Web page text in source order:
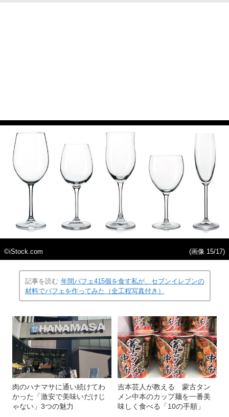
©iStock.com (画像 15/17)
記事を読む 年間パフェ415個を食す私が、セブンイレブンの
材料でパフェを作ってみた（全工程写真付き）
肉のハナマサに通い続けてわ
かった「激安で美味いだけじ
ゃない」3つの魅力
吉本芸人が教える 蒙古タン
メン中本のカップ麺を一番美
味しく食べる「10の手順」